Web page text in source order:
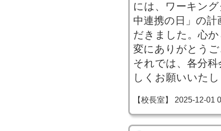
には、ワーキン
中連携の日」の
だきました。心
変にありがとう
それでは、各分
しくお願いいた
【校長室】 2025-12-01